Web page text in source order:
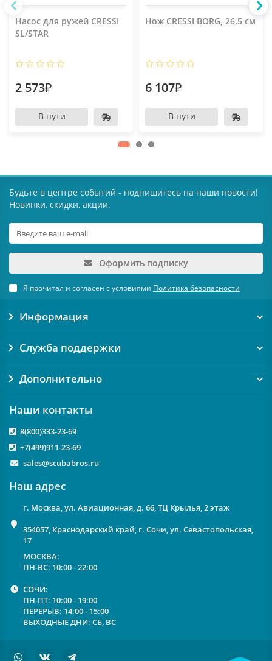
Насос для ружей CRESSI
SL/STAR
2 573₽
В пути
Нож CRESSI BORG, 26.5 см
6 107₽
В пути
Будьте в центре событий - подпишитесь на наши новости!
Новинки, скидки, акции.
Оформить подписку
Я прочитал и согласен с условиями Политика безопасности
Информация
Служба поддержки
Дополнительно
Наши контакты
8(800)333-23-69
+7(499)911-23-69
sales@scubabros.ru
Наш адрес
г. Москва, ул. Авиационная, д. 66, ТЦ Крылья, 2 этаж
354057, Краснодарский край, г. Сочи, ул. Севастопольская,
17
МОСКВА:
ПН-ВС: 10:00 - 22:00
СОЧИ:
ПН-ПТ: 10:00 - 19:00
ПЕРЕРЫВ: 14:00 - 15:00
ВЫХОДНЫЕ ДНИ: СБ, ВС